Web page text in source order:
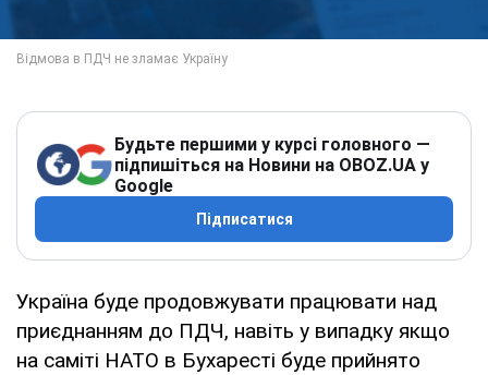
Будьте першими у курсі головного —
підпишіться на Новини на OBOZ.UA у
Google
Підписатися
Україна буде продовжувати працювати над
приєднанням до ПДЧ, навіть у випадку якщо
на саміті НАТО в Бухаресті буде прийнято